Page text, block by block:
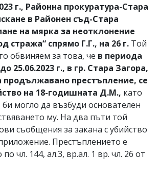
г., Районна прокуратура-Стара
в Районен съд-Стара
на мярка за неотклонение
стража“ спрямо Г.Г., на 26 г. Той
обвиняем за това, че в периода
25.06.2023 г., в гр. Стара Загора,
продължавано престъпление, се
на 18-годишната Д.М., като
могло да възбуди основателен
му. На два пъти той
съобщения за закана с убийство
Престъплението е
чл. 144, ал.3, вр.ал. 1 вр. чл. 26 от